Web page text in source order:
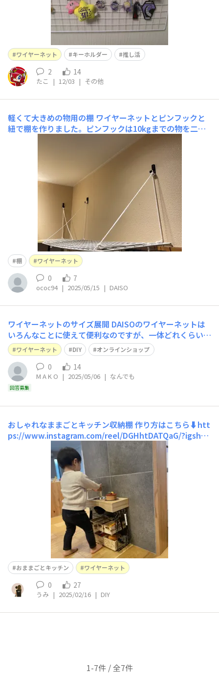
ワイヤーネット キーホルダー 推し活
2 14
たこ | 12/03 | その他
軽くて大きめの物用の棚 ワイヤーネットとピンフックと
紐で棚を作りました。ピンフックは10kgまでの物を二つ
使ってるので、ワイヤーネットが耐えられる重さまで置け
ると思います。プラスチック容器など、軽くて大きめの物
棚 ワイヤーネット
0 7
ococ94 | 2025/05/15 | DAISO
ワイヤーネットのサイズ展開 DAISOのワイヤーネットは
いろんなことに使えて便利なのですが、一体どれくらいサ
イズ展開されているのかイマイチ分からないし、オンライ
ンで買おうとしても店舗で見かけたことのあるサイズ(廃
盤になっていない)がなかったりします。 公式でDAISOの
ワイヤーネットのサイズと色と値段の一覧表を作成してオ
ンラ
ワイヤーネット DIY オンラインショップ
回答募集
0 14
M A K O | 2025/05/06 | なんでも
おしゃれなままごとキッチン収納棚 作り方はこちら⬇️htt
ps://www.instagram.com/reel/DGHhtDATQaG/?igsh=
MXNhMDY5c3JtcWh3Mg== ⚫︎ワイヤーネット⚫︎ボックス
（2種）⚫︎コンロ→焼き網（丸型使用）⚫︎蛇口（木材使
用）⚫︎調理器具 すべてDAISOさん
おままごとキッチン ワイヤーネット
0 27
うみ | 2025/02/16 | DIY
1-7件 / 全7件